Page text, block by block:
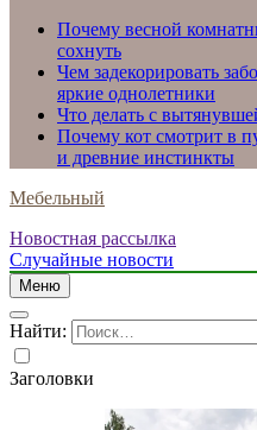
Почему весной
сохнуть
Чем задекорировать
яркие однолетники
Что делать с
Почему кот смотрит в
и древние инстинкты
Мебельный
Новостная рассылка
Случайные новости
Меню
Найти:
Заголовки